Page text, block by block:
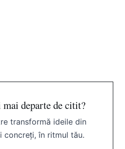
departe de citit?
transformă ideile din
concreți, în ritmul tău.